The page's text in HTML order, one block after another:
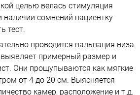
целью велась стимуляция
наличии сомнений пациентку
тест.
проводится пальпация низа
примерный размер и
Они прощупываются как мягкие
от 4 до 20 см. Выясняется
камер, расположение и т.д.